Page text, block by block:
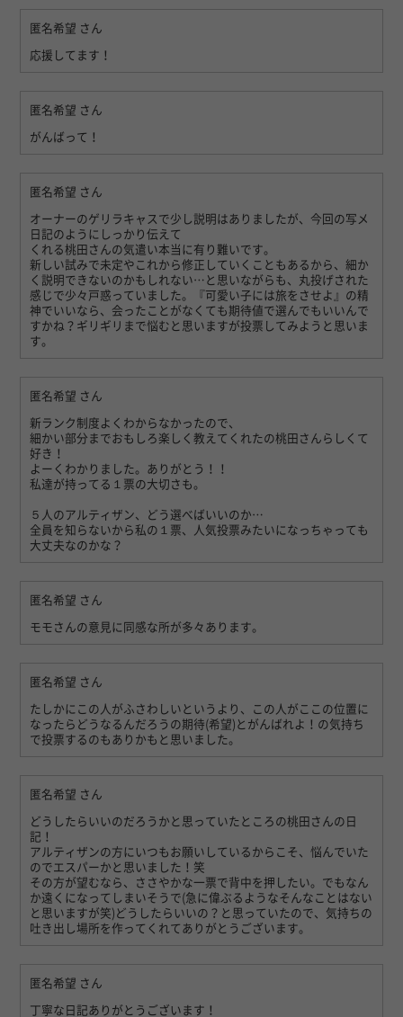
匿名希望 さん
応援してます！
匿名希望 さん
がんばって！
匿名希望 さん
オーナーのゲリラキャスで少し説明はありましたが、今回の写メ
日記のようにしっかり伝えて
くれる桃田さんの気遣い本当に有り難いです。
新しい試みで未定やこれから修正していくこともあるから、細か
く説明できないのかもしれない…と思いながらも、丸投げされた
感じで少々戸惑っていました。『可愛い子には旅をさせよ』の精
神でいいなら、会ったことがなくても期待値で選んでもいいんで
すかね？ギリギリまで悩むと思いますが投票してみようと思いま
す。
匿名希望 さん
新ランク制度よくわからなかったので、
細かい部分までおもしろ楽しく教えてくれたの桃田さんらしくて
好き！
よーくわかりました。ありがとう！！
私達が持ってる１票の大切さも。
５人のアルティザン、どう選べばいいのか…
全員を知らないから私の１票、人気投票みたいになっちゃっても
大丈夫なのかな？
匿名希望 さん
モモさんの意見に同感な所が多々あります。
匿名希望 さん
たしかにこの人がふさわしいというより、この人がここの位置に
なったらどうなるんだろうの期待(希望)とがんばれよ！の気持ち
で投票するのもありかもと思いました。
匿名希望 さん
どうしたらいいのだろうかと思っていたところの桃田さんの日
記！
アルティザンの方にいつもお願いしているからこそ、悩んでいた
のでエスパーかと思いました！笑
その方が望むなら、ささやかな一票で背中を押したい。でもなん
か遠くになってしまいそうで(急に偉ぶるようなそんなことはない
と思いますが笑)どうしたらいいの？と思っていたので、気持ちの
吐き出し場所を作ってくれてありがとうございます。
匿名希望 さん
丁寧な日記ありがとうございます！